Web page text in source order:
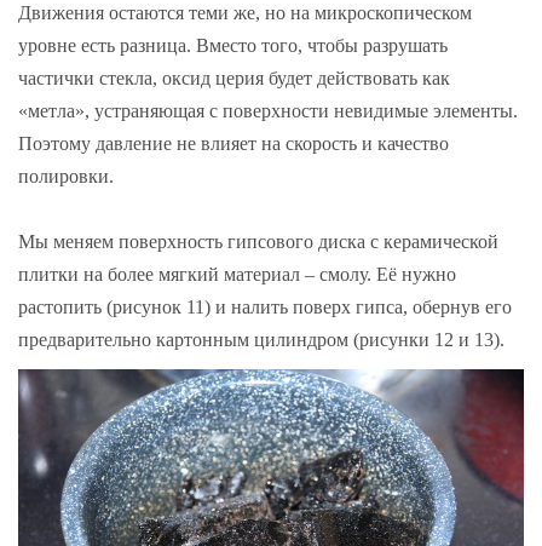
Движения остаются теми же, но на микроскопическом
уровне есть разница. Вместо того, чтобы разрушать
частички стекла, оксид церия будет действовать как
«метла», устраняющая с поверхности невидимые элементы.
Поэтому давление не влияет на скорость и качество
полировки.
Мы меняем поверхность гипсового диска с керамической
плитки на более мягкий материал – смолу. Её нужно
растопить (рисунок 11) и налить поверх гипса, обернув его
предварительно картонным цилиндром (рисунки 12 и 13).